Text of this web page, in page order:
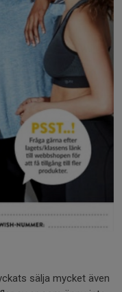
sälja mycket även